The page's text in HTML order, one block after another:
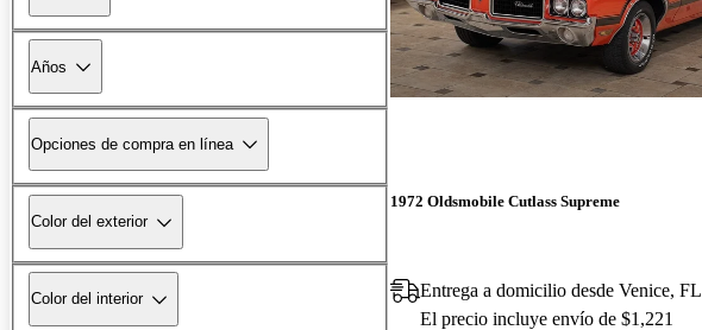
Años
Opciones de compra en línea
Color del exterior
Color del interior
1972 Oldsmobile Cutlass Supreme
Entrega a domicilio desde Venice, FL
El precio incluye envío de $1,221